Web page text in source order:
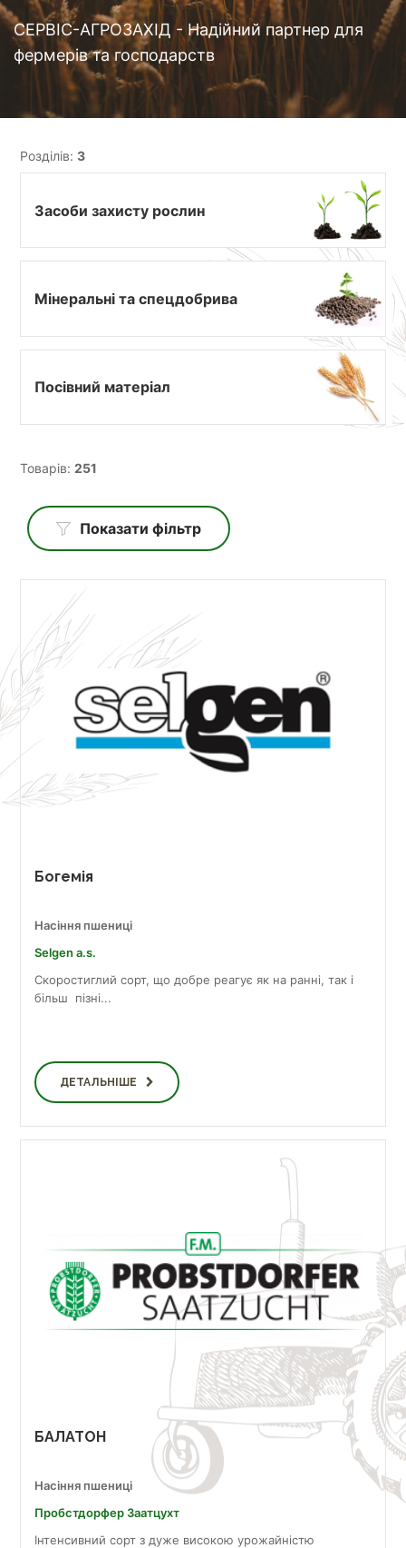
СЕРВІС-АГРОЗАХІД - Надійний партнер для
фермерів та господарств
Розділів: 3
Засоби захисту рослин
Мінеральні та спецдобрива
Посівний матеріал
Товарів: 251
Показати фільтр
Богемія
Насіння пшениці
Selgen a.s.
Скоростиглий сорт, що добре реагує як на ранні, так і
більш пізні...
ДЕТАЛЬНІШЕ
БАЛАТОН
Насіння пшениці
Пробст­дор­фер За­ат­цухт
Інтенсивний сорт з дуже високою урожайністю